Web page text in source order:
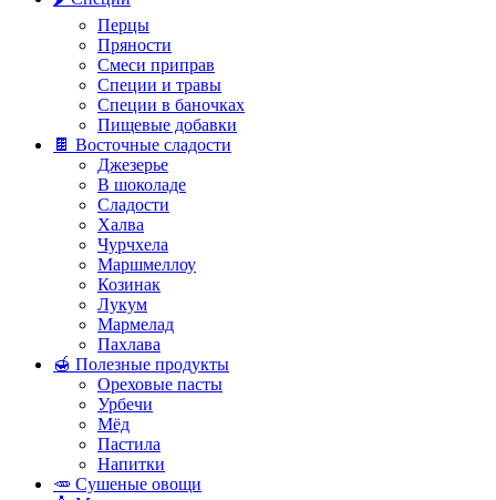
Перцы
Пряности
Смеси приправ
Специи и травы
Специи в баночках
Пищевые добавки
🍫 Восточные сладости
Джезерье
В шоколаде
Сладости
Халва
Чурчхела
Маршмеллоу
Козинак
Лукум
Мармелад
Пахлава
🍯 Полезные продукты
Ореховые пасты
Урбечи
Мёд
Пастила
Напитки
🥕 Сушеные овощи